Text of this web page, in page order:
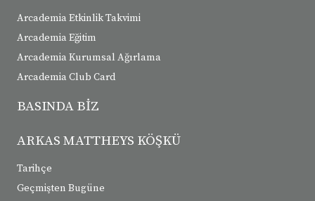
Arcademia Etkinlik Takvimi
Arcademia Eğitim
Arcademia Kurumsal Ağırlama
Arcademia Club Card
BASINDA BİZ
ARKAS MATTHEYS KÖŞKÜ
Tarihçe
Geçmişten Bugüne